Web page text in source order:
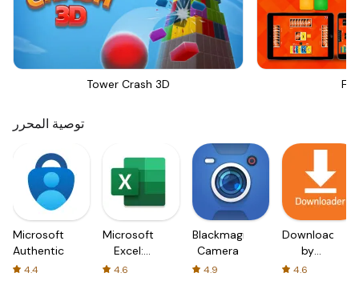
Tower Crash 3D
توصية المحرر
Microsoft
Authenticator
4.4
Microsoft
Excel:
Spreadsheets
4.6
Blackmagic
Camera
4.9
Downloader
by
AFTVnews
4.6